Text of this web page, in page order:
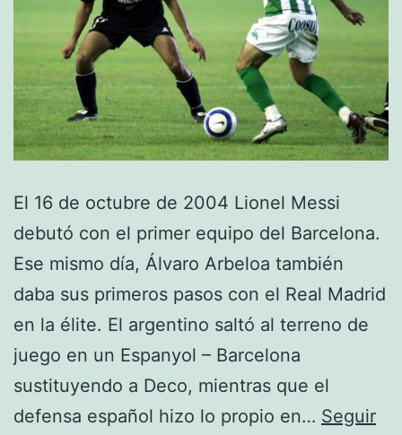
El 16 de octubre de 2004 Lionel Messi
debutó con el primer equipo del Barcelona.
Ese mismo día, Álvaro Arbeloa también
daba sus primeros pasos con el Real Madrid
en la élite. El argentino saltó al terreno de
juego en un Espanyol – Barcelona
sustituyendo a Deco, mientras que el
defensa español hizo lo propio en… Seguir